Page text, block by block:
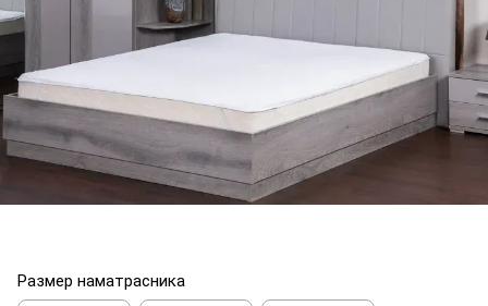
Размер наматрасника